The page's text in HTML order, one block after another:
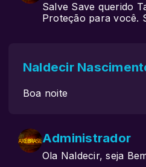
Salve Save querido
Proteção para você.
Naldecir
Boa noite
Administrador
Ola Naldecir, seja